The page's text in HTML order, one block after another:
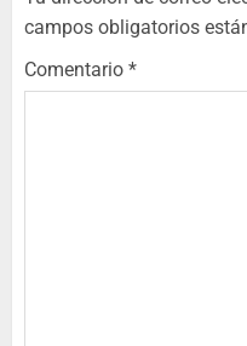
campos obligatorios
Comentario *